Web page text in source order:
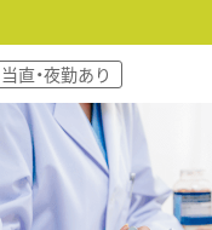
当直・夜勤あり